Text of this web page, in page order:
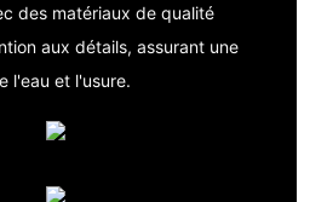
des matériaux de qualité
aux détails, assurant une
l'eau et l'usure.